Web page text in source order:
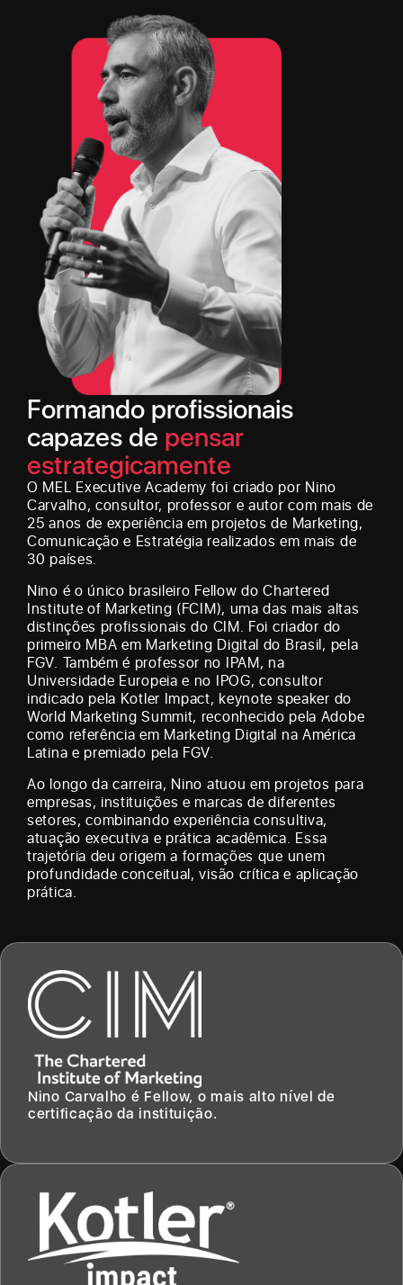
Formando profissionais
capazes de pensar
estrategicamente
O MEL Executive Academy foi criado por Nino
Carvalho, consultor, professor e autor com mais de
25 anos de experiência em projetos de Marketing,
Comunicação e Estratégia realizados em mais de
30 países.
Nino é o único brasileiro Fellow do Chartered
Institute of Marketing (FCIM), uma das mais altas
distinções profissionais do CIM. Foi criador do
primeiro MBA em Marketing Digital do Brasil, pela
FGV. Também é professor no IPAM, na
Universidade Europeia e no IPOG, consultor
indicado pela Kotler Impact, keynote speaker do
World Marketing Summit, reconhecido pela Adobe
como referência em Marketing Digital na América
Latina e premiado pela FGV.
Ao longo da carreira, Nino atuou em projetos para
empresas, instituições e marcas de diferentes
setores, combinando experiência consultiva,
atuação executiva e prática acadêmica. Essa
trajetória deu origem a formações que unem
profundidade conceitual, visão crítica e aplicação
prática.
Nino Carvalho é Fellow, o mais alto nível de
certificação da instituição.